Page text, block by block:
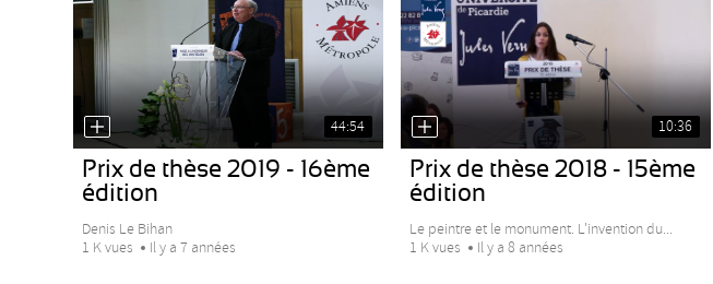
44:54
Prix de thèse 2019 - 16ème
édition
Denis Le Bihan
1 K vues
Il y a 7 années
10:36
Prix de thèse 2018 - 15ème
édition
Le peintre et le monument. L'invention du...
1 K vues
Il y a 8 années